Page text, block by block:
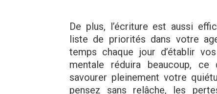
De plus, l’écriture est aussi
liste de priorités dans votre
temps chaque jour d’établir
mentale réduira beaucoup,
savourer pleinement votre
pensez sans relâche, les